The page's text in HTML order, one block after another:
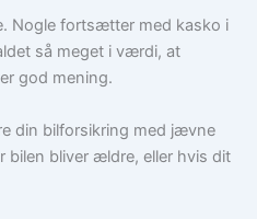
Nogle fortsætter med kasko i
så meget i værdi, at
god mening.
din bilforsikring med jævne
bilen bliver ældre, eller hvis dit